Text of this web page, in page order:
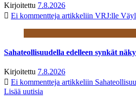
Kirjoitettu 7.8.2026
Ei kommentteja artikkeliin VRJ:lle
Sahateollisuudella edelleen synkät
Kirjoitettu 7.8.2026
Ei kommentteja artikkeliin
Lisää uutisia